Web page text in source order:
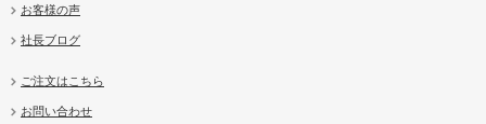
お客様の声
社長ブログ
ご注文はこちら
お問い合わせ